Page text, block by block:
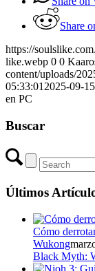
Share
https://
like.webp 0 0
content/uploads/
05:33:01 2025-09-
en PC
Buscar
Últimos
Cómo
Wukong
Black Myth: